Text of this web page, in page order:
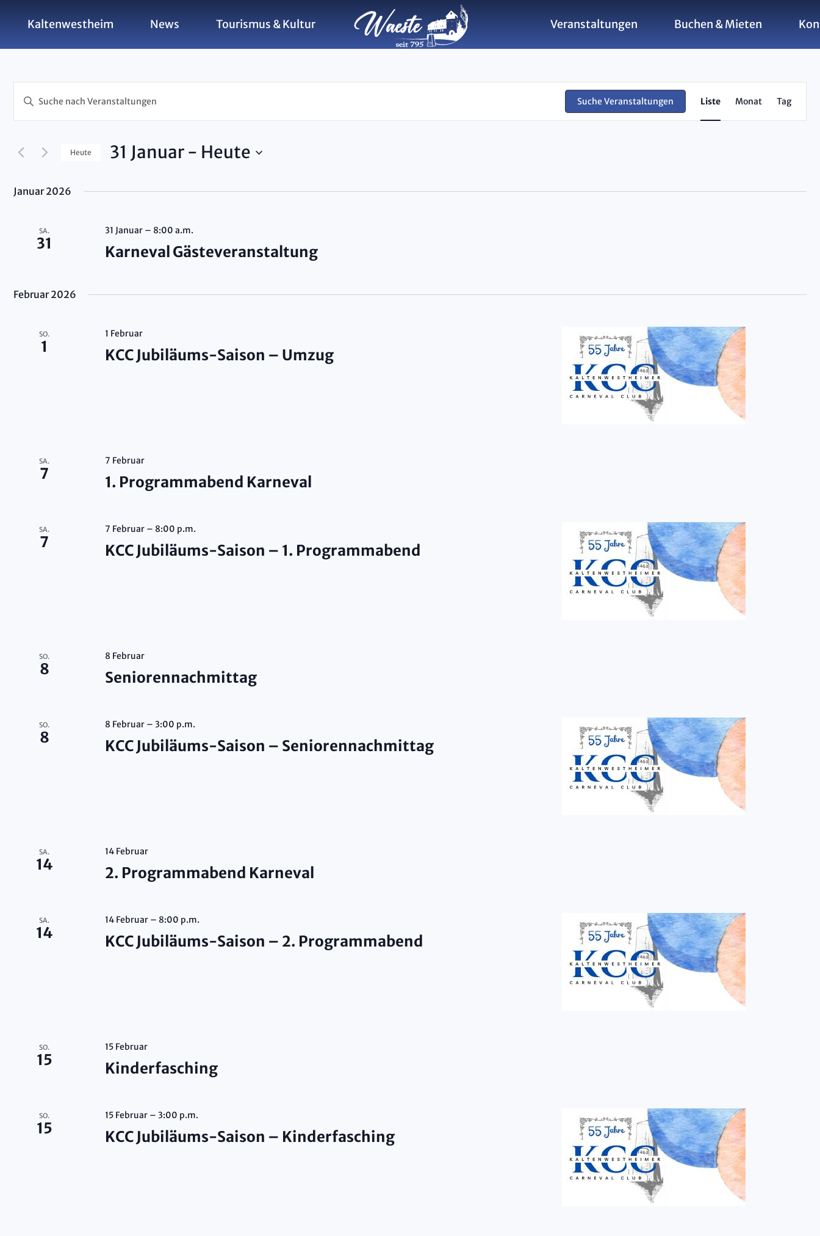
Kaltenwestheim News Tourismus & Kultur Veranstaltungen Buchen & Mieten
Veranstaltungen
Suche
und
Ansichten,
Bitte
Suche
nach
Schlüsselwort.
Suche Veranstaltungen Liste Monat Tag
Heute 31 Januar - Heute
Januar 2026
SA.
31
31 Januar – 8:00 a.m.
Karneval Gästeveranstaltung
Februar 2026
SO.
1
1 Februar
KCC Jubiläums-Saison – Umzug
SA.
7
7 Februar
1. Programmabend Karneval
SA.
7
7 Februar – 8:00 p.m.
KCC Jubiläums-Saison – 1. Programmabend
SO.
8
8 Februar
Seniorennachmittag
SO.
8
8 Februar – 3:00 p.m.
KCC Jubiläums-Saison – Seniorennachmittag
SA.
14
14 Februar
2. Programmabend Karneval
SA.
14
14 Februar – 8:00 p.m.
KCC Jubiläums-Saison – 2. Programmabend
SO.
15
15 Februar
Kinderfasching
SO.
15
15 Februar – 3:00 p.m.
KCC Jubiläums-Saison – Kinderfasching